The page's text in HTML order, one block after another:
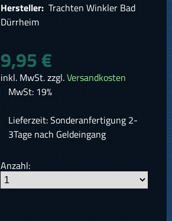
Hersteller: Trachten Winkler Bad
Dürrheim
9,95 €
inkl. MwSt. zzgl.Versandkosten
MwSt: 19%
Lieferzeit: Sonderanfertigung 2-
3Tage nach Geldeingang
Anzahl: